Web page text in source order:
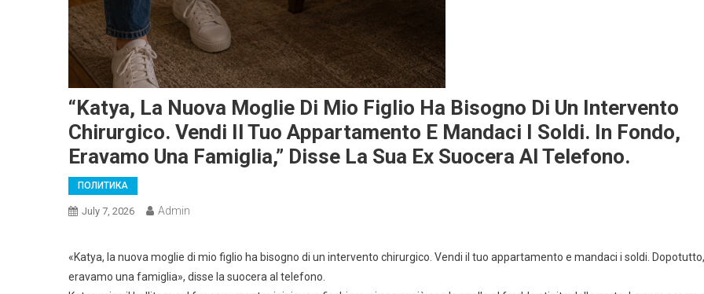
“Katya, La Nuova Moglie Di Mio Figlio Ha Bisogno Di Un Intervento
Chirurgico. Vendi Il Tuo Appartamento E Mandaci I Soldi. In Fondo,
Eravamo Una Famiglia,” Disse La Sua Ex Suocera Al Telefono.
ПОЛИТИКА
July 7, 2026 Admin
«Katya, la nuova moglie di mio figlio ha bisogno di un intervento chirurgico. Vendi il tuo appartamento e mandaci i soldi. Dopotutto,
eravamo una famiglia», disse la suocera al telefono.